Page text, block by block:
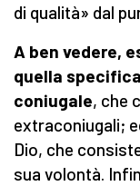
di qualità» dal
A ben vedere,
quella
coniugale, che
extraconiugali;
Dio, che
sua volontà.